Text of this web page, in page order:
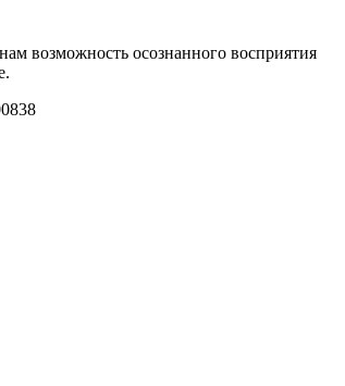
возможность осознанного восприятия
838